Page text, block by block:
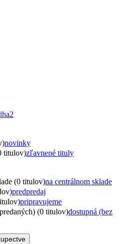
2
novinky
titulov)zľavnené tituly
(0 titulov)na centrálnom sklade
predpredaj
pripravujeme
(0 titulov)dostupná (bez